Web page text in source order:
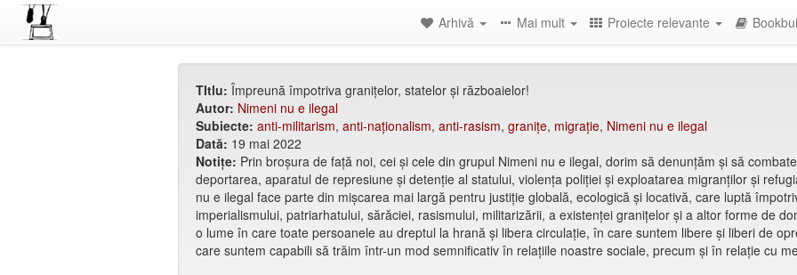
Arhivă Mai mult Proiecte relevante
TItlu: Împreună împotriva granițelor, statelor și războaielor!
Autor: Nimeni nu e ilegal
Subiecte: anti-militarism, anti-naționalism, anti-rasism, granițe, migrație, Nimeni nu e ilegal
Dată: 19 mai 2022
Notițe: Prin broșura de față noi, cei și cele din grupul Nimeni nu e ilegal, dorim să denunțăm și să
deportarea, aparatul de represiune și detenție al statului, violența poliției și exploatarea migranților și
nu e ilegal face parte din mișcarea mai largă pentru justiție globală, ecologică și locativă, care luptă
imperialismului, patriarhatului, sărăciei, rasismului, militarizării, a existenței granițelor și a altor forme de
o lume în care toate persoanele au dreptul la hrană și libera circulație, în care suntem libere și liberi de
care suntem capabili să trăim într-un mod semnificativ în relațiile noastre sociale, precum și în relație cu